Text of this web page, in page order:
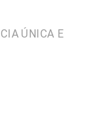
ÚNICA E